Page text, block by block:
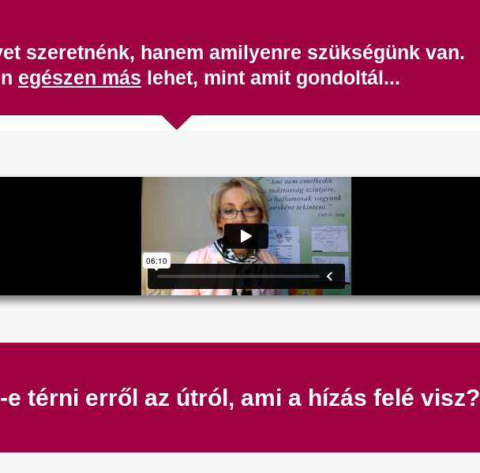
szeretnénk, hanem amilyenre szükségünk van.
egészen más lehet, mint amit gondoltál...
térni erről az útról, ami a hízás felé visz?